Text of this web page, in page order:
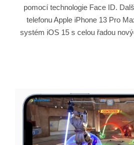
pomocí technologie Face ID.
telefonu Apple iPhone 13 Pro
systém iOS 15 s celou řadou